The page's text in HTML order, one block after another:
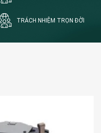
TRÁCH NHIỆM TRỌN ĐỜI